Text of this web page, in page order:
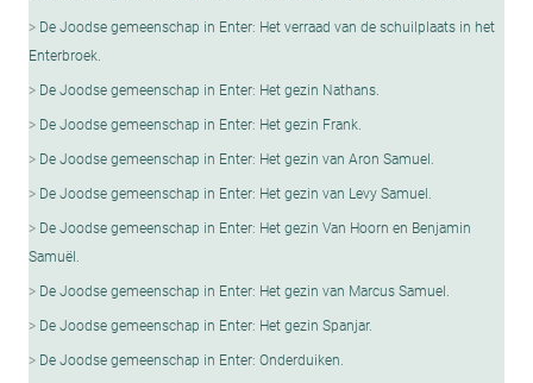
De Joodse gemeenschap in Enter: Het verraad van de schuilplaats in het
Enterbroek.
De Joodse gemeenschap in Enter: Het gezin Nathans.
De Joodse gemeenschap in Enter: Het gezin Frank.
De Joodse gemeenschap in Enter: Het gezin van Aron Samuel.
De Joodse gemeenschap in Enter: Het gezin van Levy Samuel.
De Joodse gemeenschap in Enter: Het gezin Van Hoorn en Benjamin
SamuëI.
De Joodse gemeenschap in Enter: Het gezin van Marcus Samuel.
De Joodse gemeenschap in Enter: Het gezin Spanjar.
De Joodse gemeenschap in Enter: Onderduiken.